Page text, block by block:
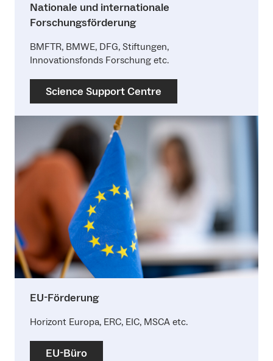
Nationale und internationale
Forschungsförderung
BMFTR, BMWE, DFG, Stiftungen,
Innovationsfonds Forschung etc.
Science Support Centre
EU-Förderung
Horizont Europa, ERC, EIC, MSCA etc.
EU-Büro